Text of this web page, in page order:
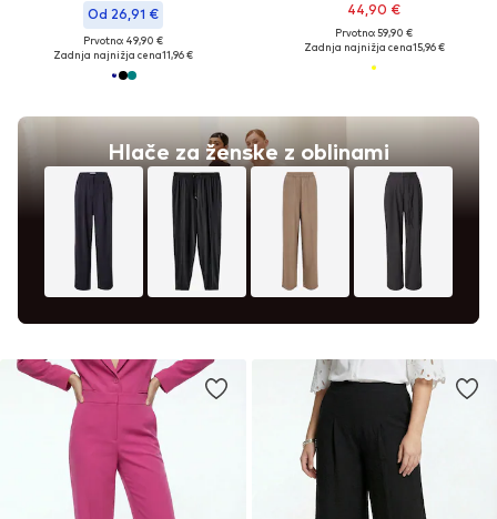
Od 26,91 €
Prvotno: 49,90 €
Zadnja najnižja cena11,96 €
Hlače za ženske z oblinami
44,90 €
Prvotno: 59,90 €
Zadnja najnižja cena15,96 €